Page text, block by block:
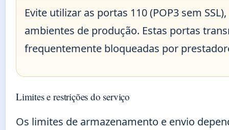
Evite utilizar as portas 110 (POP3 sem
ambientes de produção. Estas portas
frequentemente bloqueadas por
Limites e restrições do serviço
Os limites de armazenamento e envio